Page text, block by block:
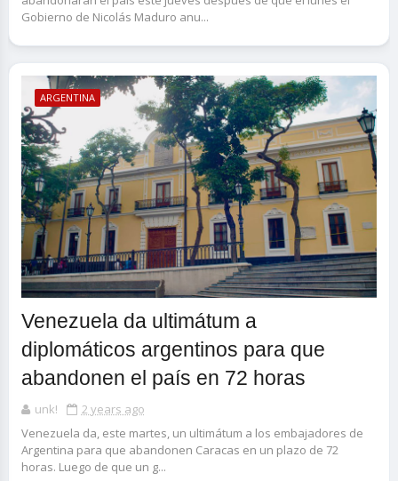
Gobierno de Nicolás Maduro anu...
ARGENTINA
Venezuela da ultimátum a
diplomáticos argentinos para que
abandonen el país en 72 horas
unk!
2 years ago
Venezuela da, este martes, un ultimátum a los embajadores de
Argentina para que abandonen Caracas en un plazo de 72
horas. Luego de que un g...